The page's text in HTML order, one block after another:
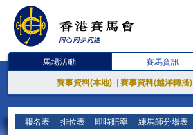
馬場活動 賽馬資訊
賽事資料(本地) 賽事資料(越洋轉播)
報名表 排位表 即時賠率 練馬師分場表